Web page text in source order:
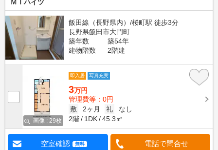
ＭＩハイツ
飯田線（長野県内）/桜町駅 徒歩3分
長野県飯田市大門町
築年数
築54年
建物階数
2階建
画像 : 29枚
即入居 写真充実
3万円
管理費等：0円
敷
2ヶ月 礼
なし
2階
1DK 45.3㎡
空室確認 無料 電話で問合せ